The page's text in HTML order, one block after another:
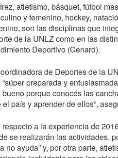
atletismo, básquet, fútbol
y femenino, hockey,
son las disciplinas que
de la UNLZcomo en las
Deportivo (Cenard).
de Deportes de la
“súper preparada y
bueno porque conocés las
el país y aprender de ellos”,
a la experiencia de
se realizarán las actividades,
no ayuda” y, por otra parte,